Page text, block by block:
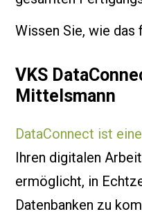
Wissen Sie, wie das
VKS
Mittelsmann
DataConnect ist
Ihren digitalen
ermöglicht, in
Datenbanken zu